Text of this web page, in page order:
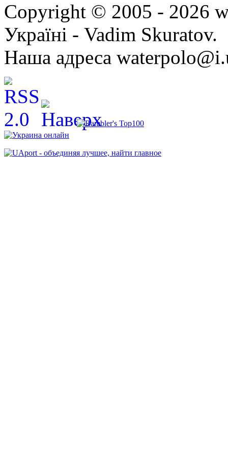
Copyright © 2005 - 2026
Україні - Vadim Skuratov.
Наша адреса